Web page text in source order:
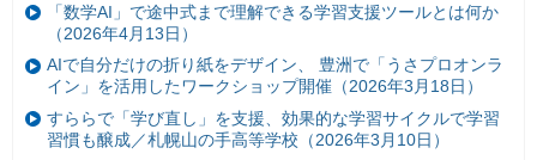
「数学AI」で途中式まで理解できる学習支援ツールとは何か
（2026年4月13日）
AIで自分だけの折り紙をデザイン、 豊洲で「うさプロオンラ
イン」を活用したワークショップ開催（2026年3月18日）
すららで「学び直し」を支援、効果的な学習サイクルで学習
習慣も醸成／札幌山の手高等学校（2026年3月10日）